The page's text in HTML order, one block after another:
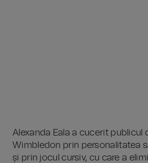
Alexanda Eala a cucerit publicul
Wimbledon prin personalitatea
și prin jocul cursiv, cu care a